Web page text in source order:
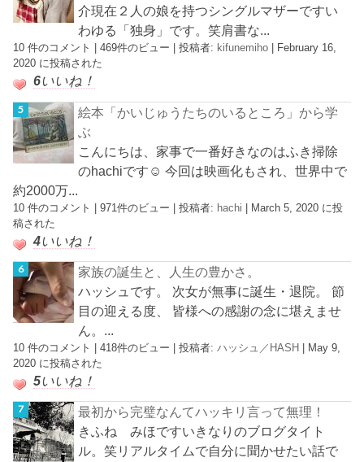
介現在２人の娘を持つシングルマザーですい
わゆる「独身」です。笑肩書な...
10 件のコメント |469件のビュー |投稿者: kifunemiho
February 16,
2020 に投稿された
6いいね！
絵本「かいじゅうたちのいるところ」から学
ぶ
こんにちは、家事で一番好きなのはふき掃除
のhachiです☺︎ 今回は映画化もされ、世界中で
約2000万...
10 件のコメント |971件のビュー |投稿者: hachi | March 5, 2020 に投
稿された
4いいね！
家族の誕生と、人生の豊かさ。
ハッシュです。 次女が無事に誕生・退院。 節
目の迎える度、 皆様への感謝の念に堪えませ
ん。...
10 件のコメント |418件のビュー |投稿者:ハッシュ／HASH
May 9,
2020 に投稿された
5いいね！
最初から完璧なんてハッキリ言って無理！
きふね みほですいきなりのブログタイト
ル。笑リアルタイムで自分に聞かせたい話で